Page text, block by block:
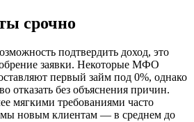
срочно
подтвердить доход, это
заявки. Некоторые МФО
первый займ под 0%, однако
отказать без объяснения причин.
мягкими требованиями часто
новым клиентам — в среднем до